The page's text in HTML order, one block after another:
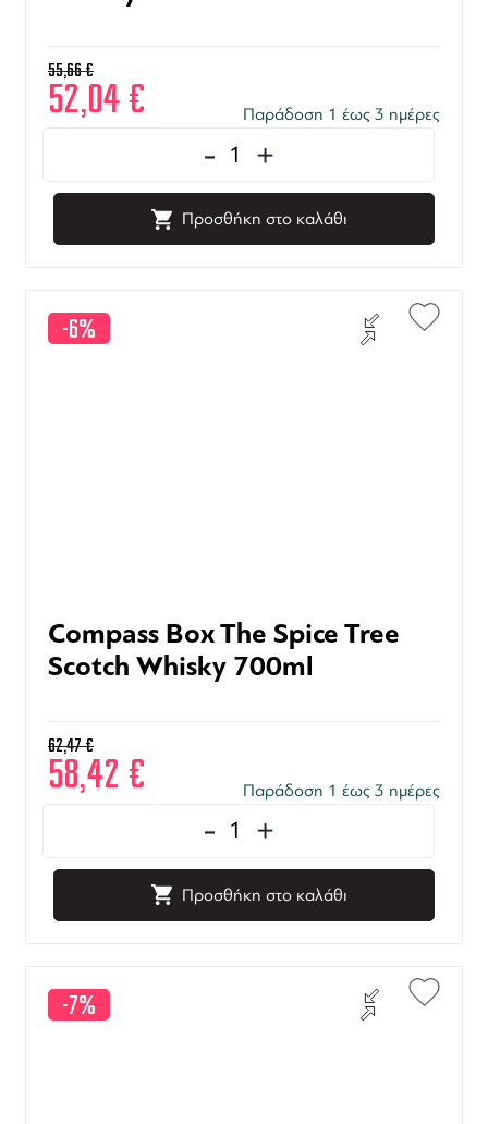
55,66€
52,04€ Παράδοση 1 έως 3 ημέρες
- +
Προσθήκη στο καλάθι
-6%
Compass Box The Spice Tree
Scotch Whisky 700ml
62,47€
58,42 € Παράδοση 1 έως 3 ημέρες
- +
Προσθήκη στο καλάθι
-7%